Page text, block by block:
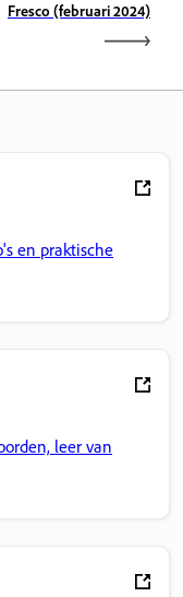
Fresco (februari 2024)
en praktische
leer van